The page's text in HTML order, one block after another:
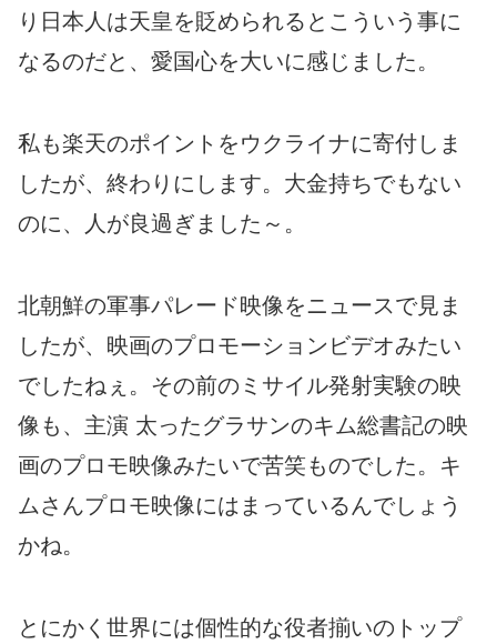
り日本人は天皇を貶められるとこういう事に
なるのだと、愛国心を大いに感じました。
私も楽天のポイントをウクライナに寄付しま
したが、終わりにします。大金持ちでもない
のに、人が良過ぎました～。
北朝鮮の軍事パレード映像をニュースで見ま
したが、映画のプロモーションビデオみたい
でしたねぇ。その前のミサイル発射実験の映
像も、主演 太ったグラサンのキム総書記の映
画のプロモ映像みたいで苦笑ものでした。キ
ムさんプロモ映像にはまっているんでしょう
かね。
とにかく世界には個性的な役者揃いのトップ